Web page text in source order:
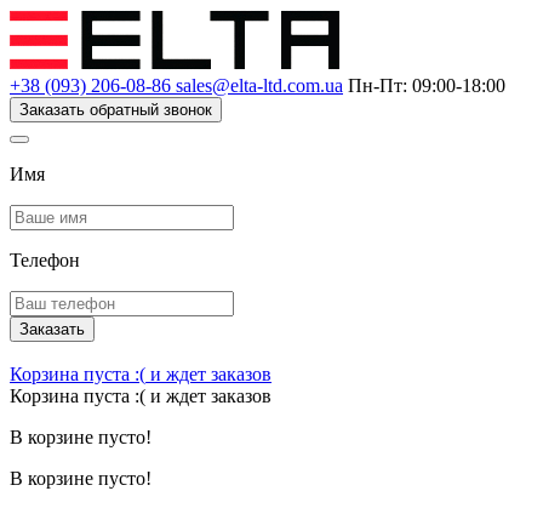
+38 (093) 206-08-86 sales@elta-ltd.com.ua Пн-Пт: 09:00-18:00
Заказать обратный звонок
Имя
Телефон
Заказать
Корзина пуста :( и ждет заказов
Корзина пуста :( и ждет заказов
В корзине пусто!
В корзине пусто!